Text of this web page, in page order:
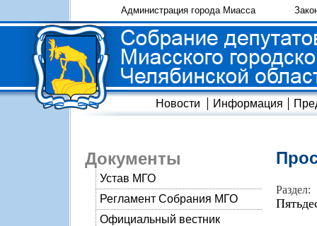
Администрация города Миасса
Новости Информация
Документы
Устав МГО
Регламент Собрания МГО
Официальный вестник
Раздел: